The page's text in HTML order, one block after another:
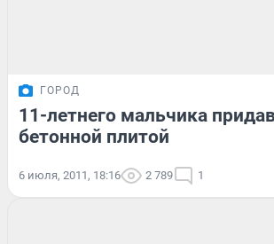
ГОРОД
11-летнего мальчика
бетонной плитой
6 июля, 2011, 18:16 2 789 1